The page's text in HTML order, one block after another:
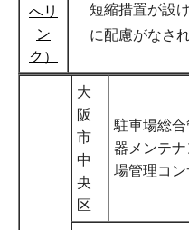
へリ
ン
ク）
短縮措置が設
に配慮がなさ
大
阪
市
中
央
区
駐車場総
器メンテ
場管理コン